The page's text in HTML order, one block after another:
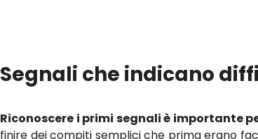
Segnali che indicano
Riconoscere i primi segnali è importante
finire dei compiti semplici che prima erano